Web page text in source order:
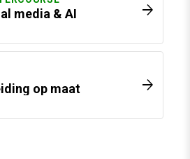
ontvang je een digitaal
media & AI arrow_forward
op maat arrow_forward